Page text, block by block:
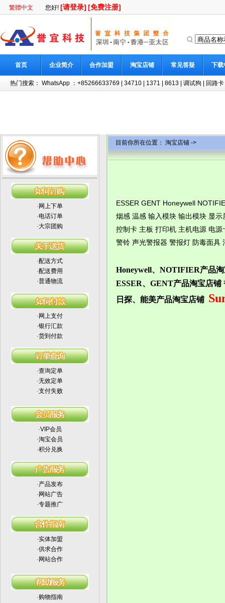
繁體中文 您好! [请登录] [免费注册]
首页 企业简介 合作加盟 淘宝店铺 常见答疑 下载
热门搜索： WhatsApp ：+85266633769 34710 1371 8613 调试狗 回路卡
· 网上下单
·电话订单
·大宗团购
·配送方式
·配送费用
·普通物流
· 网上支付
·银行汇款
·货到付款
·查询定单
·无效定单
·支付失败
·VIP会员
·淘宝会员
·积分兑换
·产品发布
· 网站广告
·专题推广
·实体加盟
·供求合作
· 网站合作
·购物指南
目前你所在位置： 淘宝店铺 ->
ESSER GENT Honeywell
烟感 温感 输入模块 输出模块 显
控制卡 主板 打印机 主机电源 电
警铃 声光警报器 警报灯 防毒面具
Honeywell、NOTIFIER产品
ESSER、GENT产品淘宝店
日探、能美产品淘宝店铺